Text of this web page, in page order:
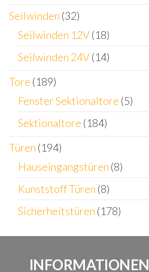
Seilwinden (32)
Seilwinden 12V(18)
Seilwinden 24V(14)
Tore (189)
Fenster Sektionaltore (5)
Sektionaltore (184)
Türen (194)
Hauseingangstüren (8)
Kunststoff Türen (8)
Sicherheitstüren (178)
INFORMATIONEN